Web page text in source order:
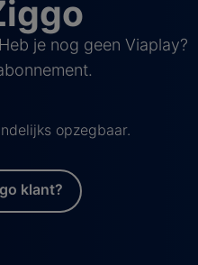
je nog geen Viaplay?
opzegbaar.
klant?